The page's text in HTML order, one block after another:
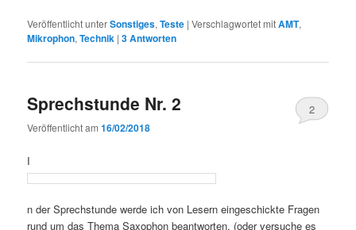
Veröffentlicht unterSonstiges,Teste |Verschlagwortet mitAMT,
Mikrophon,Technik |3Antworten
Sprechstunde Nr. 2
Veröffentlicht am16/02/2018
2
I
n der Sprechstunde werde ich von Lesern eingeschickte Fragen
rund um das Thema Saxophon beantworten. (oder versuche es